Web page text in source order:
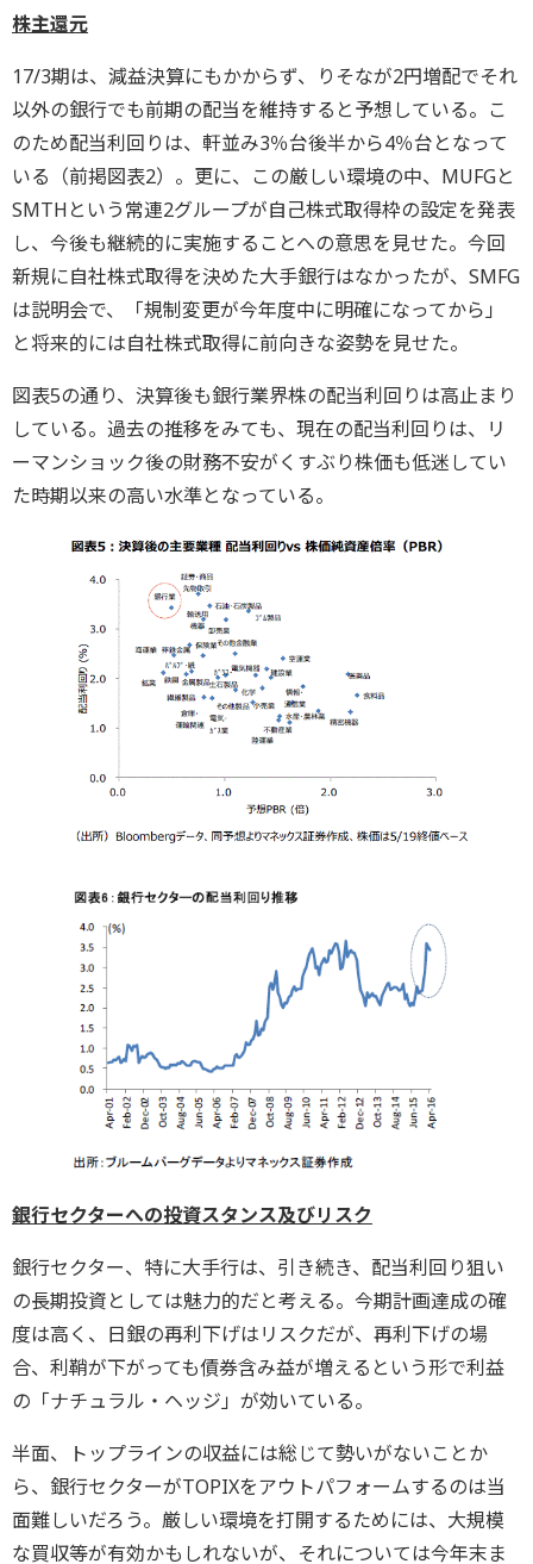
株主還元
17/3期は、減益決算にもかからず、りそなが2円増配でそれ
以外の銀行でも前期の配当を維持すると予想している。こ
のため配当利回りは、軒並み3％台後半から4％台となって
いる（前掲図表2）。更に、この厳しい環境の中、MUFGと
SMTHという常連2グループが自己株式取得枠の設定を発表
し、今後も継続的に実施することへの意思を見せた。今回
新規に自社株式取得を決めた大手銀行はなかったが、SMFG
は説明会で、「規制変更が今年度中に明確になってから」
と将来的には自社株式取得に前向きな姿勢を見せた。
図表5の通り、決算後も銀行業界株の配当利回りは高止まり
している。過去の推移をみても、現在の配当利回りは、リ
ーマンショック後の財務不安がくすぶり株価も低迷してい
た時期以来の高い水準となっている。
銀行セクターへの投資スタンス及びリスク
銀行セクター、特に大手行は、引き続き、配当利回り狙い
の長期投資としては魅力的だと考える。今期計画達成の確
度は高く、日銀の再利下げはリスクだが、再利下げの場
合、利鞘が下がっても債券含み益が増えるという形で利益
の「ナチュラル・ヘッジ」が効いている。
半面、トップラインの収益には総じて勢いがないことか
ら、銀行セクターがTOPIXをアウトパフォームするのは当
面難しいだろう。厳しい環境を打開するためには、大規模
な買収等が有効かもしれないが、それについては今年末ま